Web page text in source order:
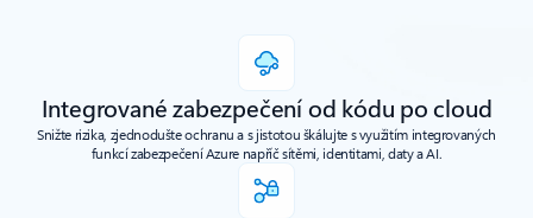
Integrované zabezpečení od kódu po cloud
Snižte rizika, zjednodušte ochranu a s jistotou škálujte s využitím integrovaných
funkcí zabezpečení Azure napříč sítěmi, identitami, daty a AI.